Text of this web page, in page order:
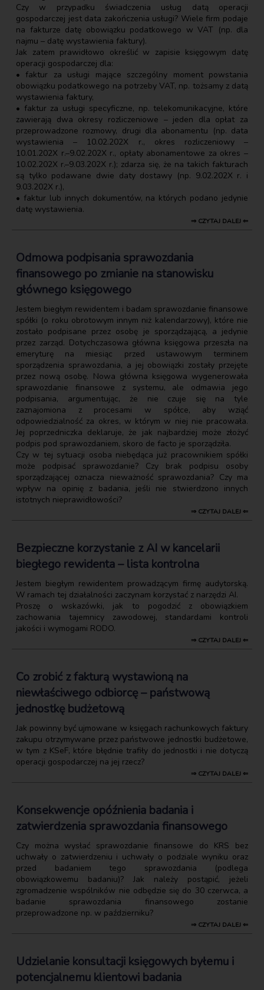
Czy w przypadku świadczenia usług datą operacji
gospodarczej jest data zakończenia usługi? Wiele firm podaje
na fakturze datę obowiązku podatkowego w VAT (np. dla
najmu – datę wystawienia faktury).
Jak zatem prawidłowo określić w zapisie księgowym datę
operacji gospodarczej dla:
• faktur za usługi mające szczególny moment powstania
obowiązku podatkowego na potrzeby VAT, np. tożsamy z datą
wystawienia faktury,
• faktur za usługi specyficzne, np. telekomunikacyjne, które
zawierają dwa okresy rozliczeniowe – jeden dla opłat za
przeprowadzone rozmowy, drugi dla abonamentu (np. data
wystawienia – 10.02.202X r., okres rozliczeniowy –
10.01.202X r.–9.02.202X r., opłaty abonamentowe za okres –
10.02.202X r.–9.03.202X r.); zdarza się, że na takich fakturach
są tylko podawane dwie daty dostawy (np. 9.02.202X r. i
9.03.202X r.),
• faktur lub innych dokumentów, na których podano jedynie
datę wystawienia.
⇒ CZYTAJ DALEJ ⇐
Odmowa podpisania sprawozdania
finansowego po zmianie na stanowisku
głównego księgowego
Jestem biegłym rewidentem i badam sprawozdanie finansowe
spółki (o roku obrotowym innym niż kalendarzowy), które nie
zostało podpisane przez osobę je sporządzającą, a jedynie
przez zarząd. Dotychczasowa główna księgowa przeszła na
emeryturę na miesiąc przed ustawowym terminem
sporządzenia sprawozdania, a jej obowiązki zostały przejęte
przez nową osobę. Nowa główna księgowa wygenerowała
sprawozdanie finansowe z systemu, ale odmawia jego
podpisania, argumentując, że nie czuje się na tyle
zaznajomiona z procesami w spółce, aby wziąć
odpowiedzialność za okres, w którym w niej nie pracowała.
Jej poprzedniczka deklaruje, że jak najbardziej może złożyć
podpis pod sprawozdaniem, skoro de facto je sporządziła.
Czy w tej sytuacji osoba niebędąca już pracownikiem spółki
może podpisać sprawozdanie? Czy brak podpisu osoby
sporządzającej oznacza nieważność sprawozdania? Czy ma
wpływ na opinię z badania, jeśli nie stwierdzono innych
istotnych nieprawidłowości?
⇒ CZYTAJ DALEJ ⇐
Bezpieczne korzystanie z AI w kancelarii
biegłego rewidenta – lista kontrolna
Jestem biegłym rewidentem prowadzącym firmę audytorską.
W ramach tej działalności zaczynam korzystać z narzędzi AI.
Proszę o wskazówki, jak to pogodzić z obowiązkiem
zachowania tajemnicy zawodowej, standardami kontroli
jakości i wymogami RODO.
⇒ CZYTAJ DALEJ ⇐
Co zrobić z fakturą wystawioną na
niewłaściwego odbiorcę – państwową
jednostkę budżetową
Jak powinny być ujmowane w księgach rachunkowych faktury
zakupu otrzymywane przez państwowe jednostki budżetowe,
w tym z KSeF, które błędnie trafiły do jednostki i nie dotyczą
operacji gospodarczej na jej rzecz?
⇒ CZYTAJ DALEJ ⇐
Konsekwencje opóźnienia badania i
zatwierdzenia sprawozdania finansowego
Czy można wysłać sprawozdanie finansowe do KRS bez
uchwały o zatwierdzeniu i uchwały o podziale wyniku oraz
przed badaniem tego sprawozdania (podlega
obowiązkowemu badaniu)? Jak należy postąpić, jeżeli
zgromadzenie wspólników nie odbędzie się do 30 czerwca, a
badanie sprawozdania finansowego zostanie
przeprowadzone np. w październiku?
⇒ CZYTAJ DALEJ ⇐
Udzielanie konsultacji księgowych byłemu i
potencjalnemu klientowi badania